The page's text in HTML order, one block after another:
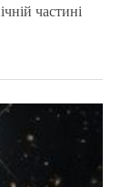
частині